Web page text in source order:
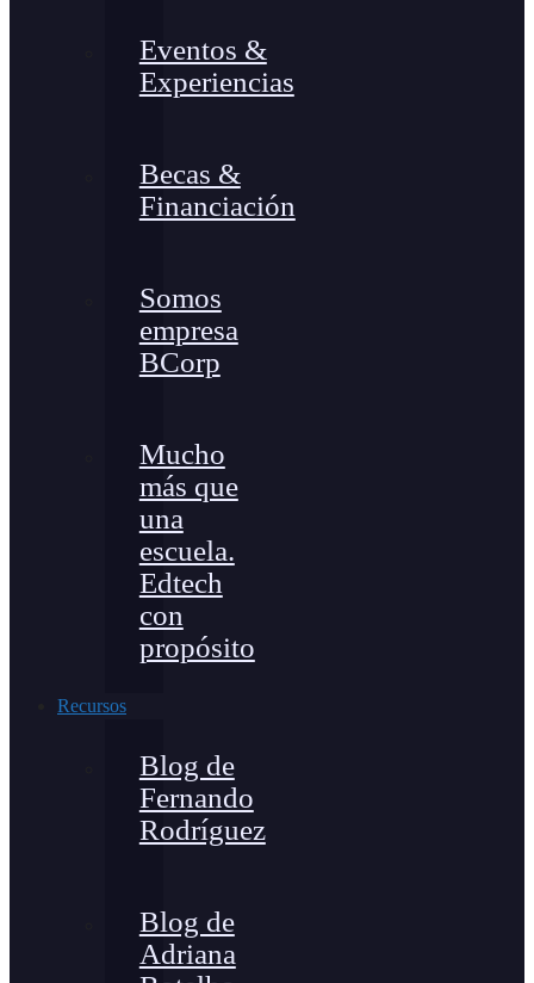
Eventos &
Experiencias
Becas &
Financiación
Somos
empresa
BCorp
Mucho
más que
una
escuela.
Edtech
con
propósito
Recursos
Blog de
Fernando
Rodríguez
Blog de
Adriana